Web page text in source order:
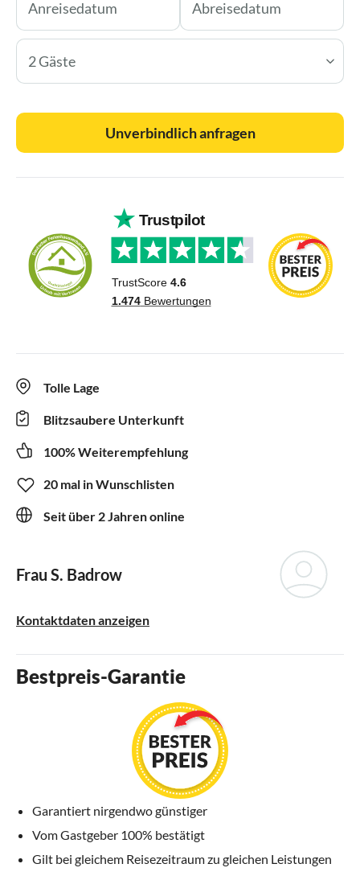
2 Gäste
Unverbindlich anfragen
Tolle Lage
Blitzsaubere Unterkunft
100% Weiterempfehlung
20 mal in Wunschlisten
Seit über 2 Jahren online
Frau S. Badrow
Kontaktdaten anzeigen
Bestpreis-Garantie
Garantiert nirgendwo günstiger
Vom Gastgeber 100% bestätigt
Gilt bei gleichem Reisezeitraum zu gleichen Leistungen